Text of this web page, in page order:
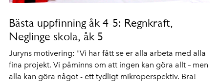
Bästa uppfinning åk 4-5: Regnkraft,
Neglinge skola, åk 5
Juryns motivering: "Vi har fått se er alla arbeta med alla
fina projekt. Vi påminns om att ingen kan göra allt – men
alla kan göra något - ett tydligt mikroperspektiv. Bra!